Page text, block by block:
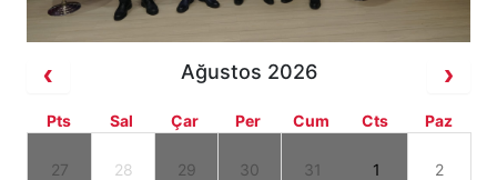
Ağustos 2026
Pts Sal Çar Per Cum Cts Paz
27 28 29 30 31 1 2